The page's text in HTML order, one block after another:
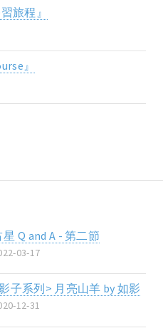
旅程』
』
星 Q and A - 第二節
03-17
子系列> 月亮山羊 by 如影
12-31